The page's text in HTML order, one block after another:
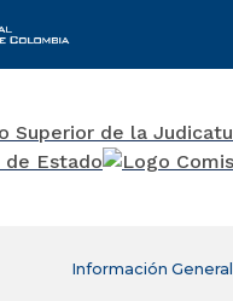
Información General